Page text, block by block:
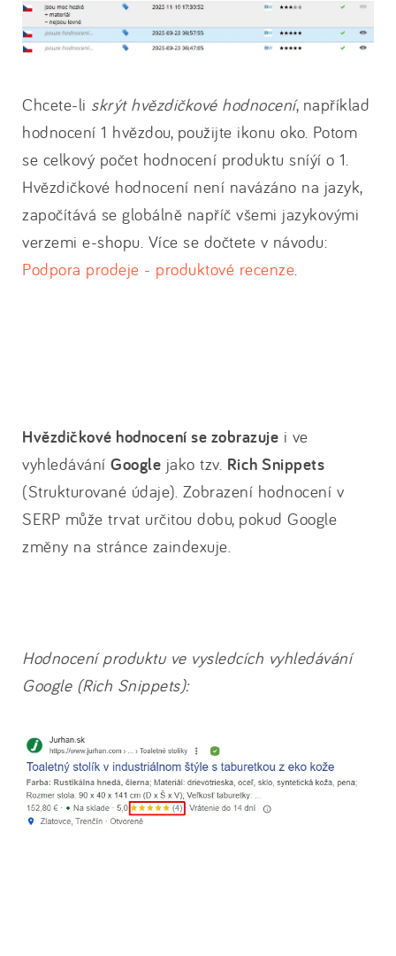
Chcete-li skrýt hvězdičkové hodnocení, například
hodnocení 1 hvězdou, použijte ikonu oko. Potom
se celkový počet hodnocení produktu sníýí o 1.
Hvězdičkové hodnocení není navázáno na jazyk,
započítává se globálně napříč všemi jazykovými
verzemi e-shopu. Více se dočtete v návodu:
Podpora prodeje - produktové recenze.
Hvězdičkové hodnocení se zobrazuje i ve
vyhledávání Google jako tzv. Rich Snippets
(Strukturované údaje). Zobrazení hodnocení v
SERP může trvat určitou dobu, pokud Google
změny na stránce zaindexuje.
Hodnocení produktu ve vysledcích vyhledávání
Google (Rich Snippets):